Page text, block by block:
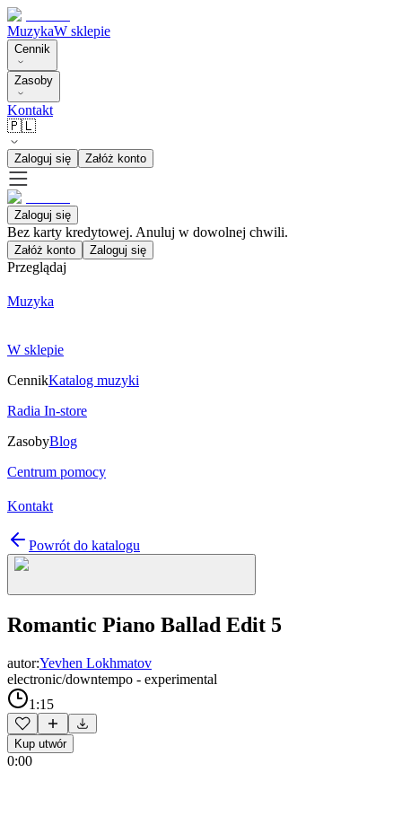
MuzykaW sklepie
Cennik
Zasoby
Kontakt
🇵🇱
Zaloguj się Załóż konto
Zaloguj się
Bez karty kredytowej. Anuluj w dowolnej chwili.
Załóż konto Zaloguj się
Przeglądaj
Muzyka
W sklepie
CennikKatalog muzyki
Radia In-store
ZasobyBlog
Centrum pomocy
Kontakt
Powrót do katalogu
Romantic Piano Ballad Edit 5
autor:Yevhen Lokhmatov
electronic/downtempo - experimental
1:15
Kup utwór
0:00